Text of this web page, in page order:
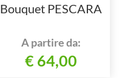
Bouquet PESCARA
A partire da:
€ 64,00